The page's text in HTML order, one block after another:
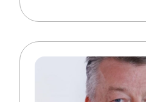
Lue lisää